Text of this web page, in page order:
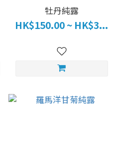
牡丹純露
HK$150.00 ~ HK$3...